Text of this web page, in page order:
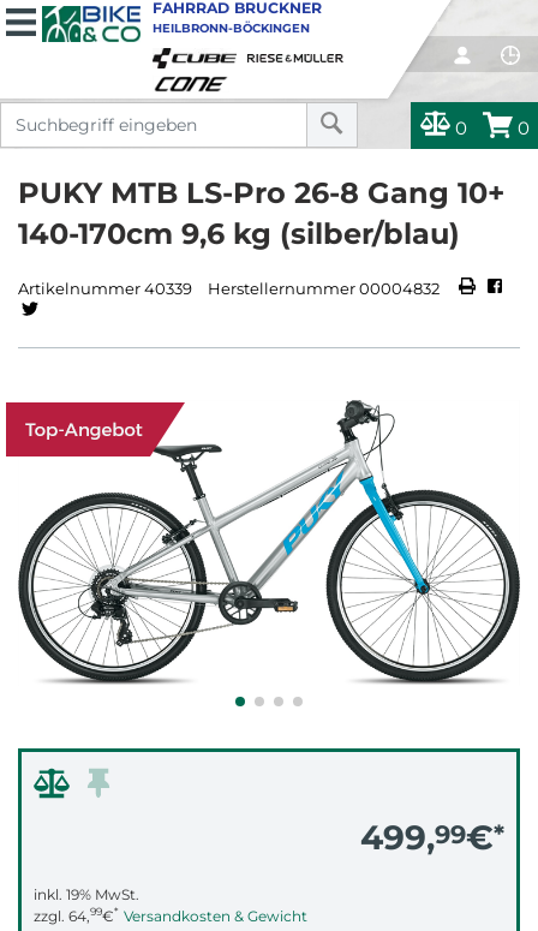
0 0
FAHRRAD BRUCKNER
HEILBRONN-BÖCKINGEN
PUKY MTB LS-Pro 26-8 Gang 10+
140-170cm 9,6 kg (silber/blau)
Artikelnummer 40339 Herstellernummer 00004832
499,99€*
inkl. 19% MwSt.
zzgl. 64,99€* Versandkosten & Gewicht